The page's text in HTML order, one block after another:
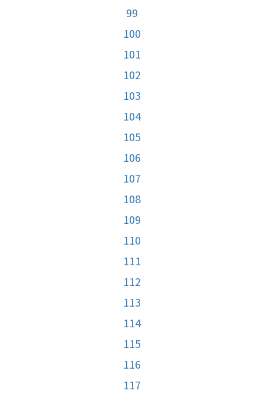
99
100
101
102
103
104
105
106
107
108
109
110
111
112
113
114
115
116
117